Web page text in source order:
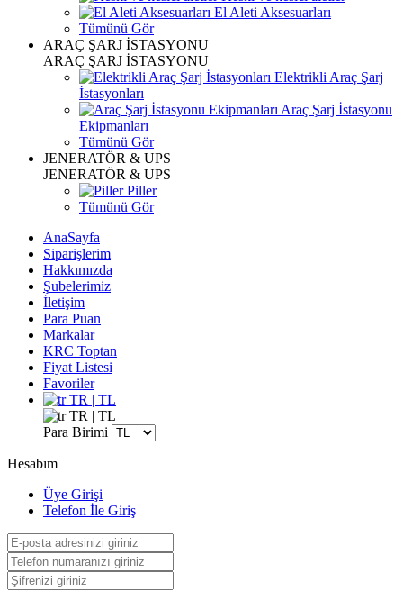
El Aleti Aksesuarları
Tümünü Gör
ARAÇ ŞARJ İSTASYONU
ARAÇ ŞARJ İSTASYONU
Elektrikli Araç Şarj
İstasyonları
Araç Şarj İstasyonu
Ekipmanları
Tümünü Gör
JENERATÖR & UPS
JENERATÖR & UPS
Piller
Tümünü Gör
AnaSayfa
Siparişlerim
Hakkımızda
Şubelerimiz
İletişim
Para Puan
Markalar
KRC Toptan
Fiyat Listesi
Favoriler
TR | TL
TR | TL
Para Birimi
Hesabım
Üye Girişi
Telefon İle Giriş